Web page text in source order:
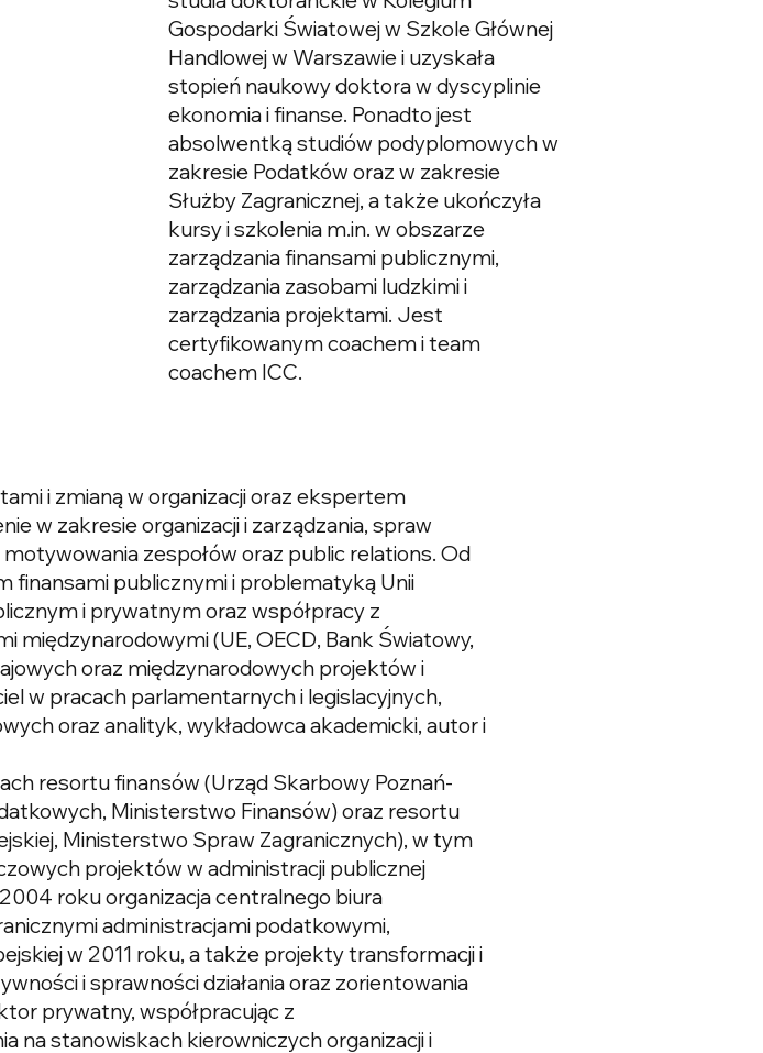
Gospodarki Światowej w Szkole Głównej
Handlowej w Warszawie i uzyskała
stopień naukowy doktora w dyscyplinie
ekonomia i finanse. Ponadto jest
absolwentką studiów podyplomowych w
zakresie Podatków oraz w zakresie
Służby Zagranicznej, a także ukończyła
kursy i szkolenia m.in. w obszarze
zarządzania finansami publicznymi,
zarządzania zasobami ludzkimi i
zarządzania projektami. Jest
certyfikowanym coachem i team
coachem ICC.
i zmianą w organizacji oraz ekspertem
w zakresie organizacji i zarządzania, spraw
zespołów oraz public relations. Od
finansami publicznymi i problematyką Unii
i prywatnym oraz współpracy z
międzynarodowymi (UE, OECD, Bank Światowy,
oraz międzynarodowych projektów i
w pracach parlamentarnych i legislacyjnych,
oraz analityk, wykładowca akademicki, autor i
resortu finansów (Urząd Skarbowy Poznań-
Ministerstwo Finansów) oraz resortu
Ministerstwo Spraw Zagranicznych), w tym
projektów w administracji publicznej
roku organizacja centralnego biura
administracjami podatkowymi,
w 2011 roku, a także projekty transformacji i
i sprawności działania oraz zorientowania
prywatny, współpracując z
na stanowiskach kierowniczych organizacji i